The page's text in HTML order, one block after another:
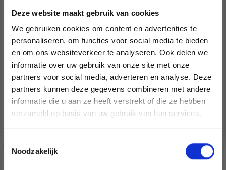
Deze website maakt gebruik van cookies
We gebruiken cookies om content en advertenties te
personaliseren, om functies voor social media te bieden
en om ons websiteverkeer te analyseren. Ook delen we
informatie over uw gebruik van onze site met onze
partners voor social media, adverteren en analyse. Deze
partners kunnen deze gegevens combineren met andere
informatie die u aan ze heeft verstrekt of die ze hebben
verzameld op basis van uw gebruik van hun services.
Noodzakelijk
33-8 TRULY WOOLY DE
EUR 0.00
33-7 CABLE SNOOZE
PAR DROPS DESIGN
EUR 0.00
Économisez jusqu'à 50 %
Soyez le premier à connaître nos soldes et